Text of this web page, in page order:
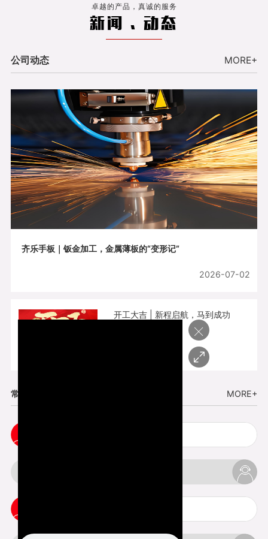
卓越的产品，真诚的服务
新闻 . 动态
公司动态 MORE+
齐乐手板｜钣金加工，金属薄板的“变形记”
2026-07-02
开工大吉 | 新程启航，马到成功
常见问题 MORE+
×